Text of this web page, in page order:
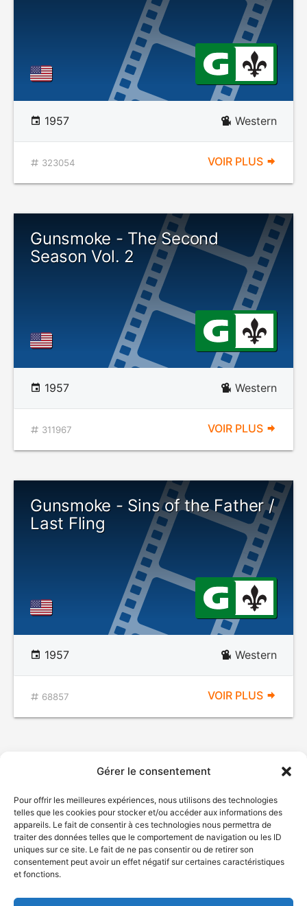
Gérer le consentement
Pour offrir les meilleures expériences, nous utilisons des technologies
telles que les cookies pour stocker et/ou accéder aux informations des
appareils. Le fait de consentir à ces technologies nous permettra de
traiter des données telles que le comportement de navigation ou les ID
uniques sur ce site. Le fait de ne pas consentir ou de retirer son
consentement peut avoir un effet négatif sur certaines caractéristiques
et fonctions.
1957 Western
323054 VOIR PLUS
Gunsmoke - The Second
Season Vol. 2
1957 Western
311967 VOIR PLUS
Gunsmoke - Sins of the Father /
Last Fling
1957 Western
68857 VOIR PLUS
© Gouvernement du Québec, 2026
Plan du site